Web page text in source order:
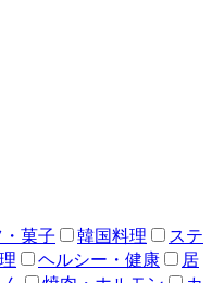
菓子 韓国料理
ステ
ヘルシー・健康
居